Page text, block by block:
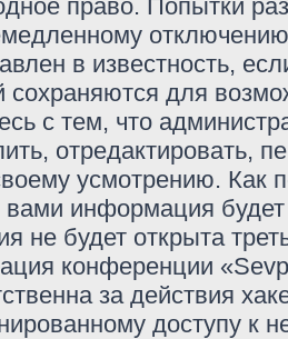
право. Попытки
в известность,
сохраняются для
с тем, что
отредактировать,
усмотрению. Как
информация
не будет открыта
конференции
за действия
доступу к